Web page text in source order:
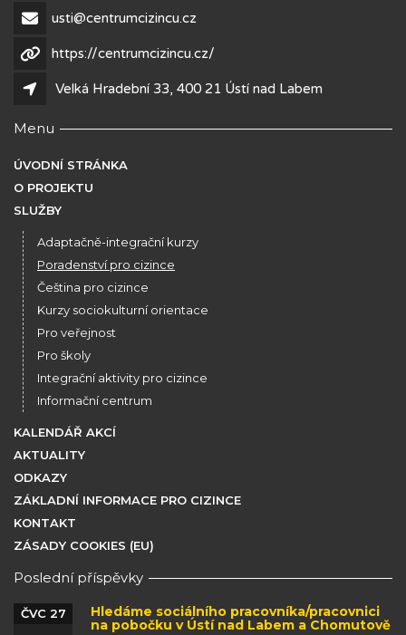
usti@centrumcizincu.cz
https://centrumcizincu.cz/
Velká Hradební 33, 400 21 Ústí nad Labem
Menu
ÚVODNÍ STRÁNKA
O PROJEKTU
SLUŽBY
Adaptačně-integrační kurzy
Poradenství pro cizince
Čeština pro cizince
Kurzy sociokulturní orientace
Pro veřejnost
Pro školy
Integrační aktivity pro cizince
Informační centrum
KALENDÁŘ AKCÍ
AKTUALITY
ODKAZY
ZÁKLADNÍ INFORMACE PRO CIZINCE
KONTAKT
ZÁSADY COOKIES (EU)
Poslední příspěvky
Hledáme sociálního pracovníka/pracovnici
na pobočku v Ústí nad Labem a Chomutově
ČVC 27